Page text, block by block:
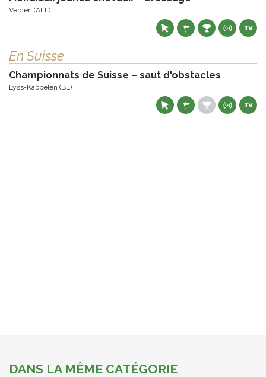
Verden (ALL)
En Suisse
Championnats de Suisse – saut d'obstacles
Lyss-Kappelen (BE)
DANS LA MÊME CATÉGORIE